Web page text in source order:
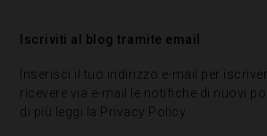
Iscriviti al blog tramite email
Inserisci il tuo indirizzo e-mail per
ricevere via e-mail le notifiche di nuovi
di più leggi la Privacy Policy